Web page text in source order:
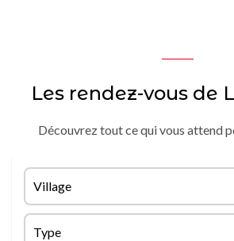
Les rendez-vous de
Découvrez tout ce qui vous attend
Village
Type